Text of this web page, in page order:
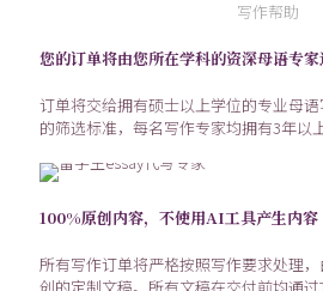
写作帮助
您的订单将由您所在学科的资深母语专
订单将交给拥有硕士以上学位的专业母
的筛选标准，每名写作专家均拥有3年以
100%原创内容，不使用AI工具产生内容
所有写作订单将严格按照写作要求处理